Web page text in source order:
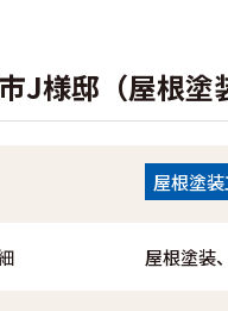
J様邸（屋根
屋根塗
屋根塗装